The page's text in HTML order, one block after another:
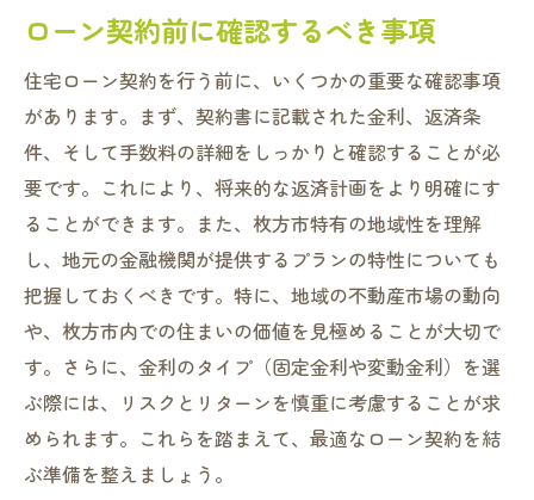
ローン契約前に確認するべき事項
住宅ローン契約を行う前に、いくつかの重要な確認事項
があります。まず、契約書に記載された金利、返済条
件、そして手数料の詳細をしっかりと確認することが必
要です。これにより、将来的な返済計画をより明確にす
ることができます。また、枚方市特有の地域性を理解
し、地元の金融機関が提供するプランの特性についても
把握しておくべきです。特に、地域の不動産市場の動向
や、枚方市内での住まいの価値を見極めることが大切で
す。さらに、金利のタイプ（固定金利や変動金利）を選
ぶ際には、リスクとリターンを慎重に考慮することが求
められます。これらを踏まえて、最適なローン契約を結
ぶ準備を整えましょう。